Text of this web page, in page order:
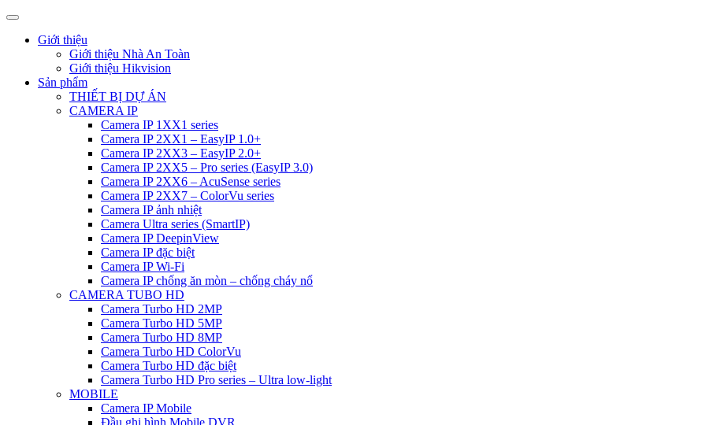
Giới thiệu
Giới thiệu Nhà An Toàn
Giới thiệu Hikvision
Sản phẩm
THIẾT BỊ DỰ ÁN
CAMERA IP
Camera IP 1XX1 series
Camera IP 2XX1 – EasyIP 1.0+
Camera IP 2XX3 – EasyIP 2.0+
Camera IP 2XX5 – Pro series (EasyIP 3.0)
Camera IP 2XX6 – AcuSense series
Camera IP 2XX7 – ColorVu series
Camera IP ảnh nhiệt
Camera Ultra series (SmartIP)
Camera IP DeepinView
Camera IP đặc biệt
Camera IP Wi-Fi
Camera IP chống ăn mòn – chống cháy nổ
CAMERA TUBO HD
Camera Turbo HD 2MP
Camera Turbo HD 5MP
Camera Turbo HD 8MP
Camera Turbo HD ColorVu
Camera Turbo HD đặc biệt
Camera Turbo HD Pro series – Ultra low-light
MOBILE
Camera IP Mobile
Đầu ghi hình Mobile DVR